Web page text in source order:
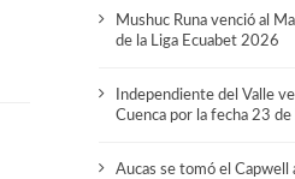
Mushuc Runa venció al
de la Liga Ecuabet 2026
Independiente del Valle
Cuenca por la fecha 23 de
Aucas se tomó el Capwell